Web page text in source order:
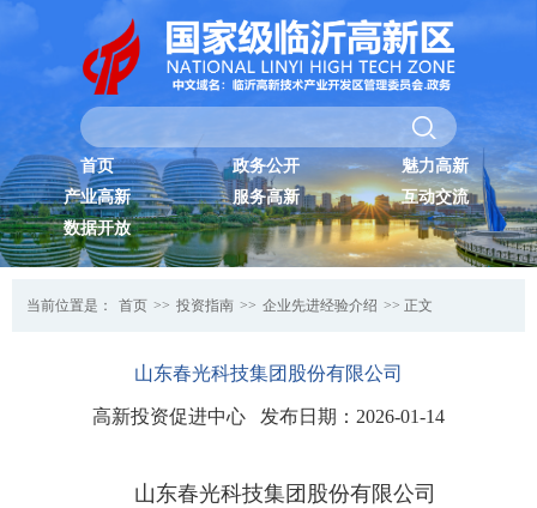
首页 政务公开
魅力高新
产业高新
服务高新
互动交流
数据开放
当前位置是： 首页 >> 投资指南 >> 企业先进经验介绍 >> 正文
山东春光科技集团股份有限公司
高新投资促进中心 发布日期：2026-01-14
山东春光科技集团股份有限公司